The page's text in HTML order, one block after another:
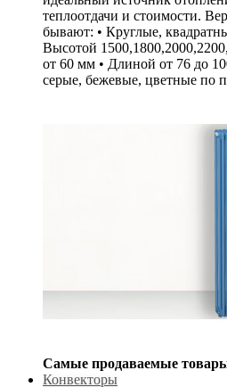
теплоотдачи и стоимости.
бывают: • Круглые,
Высотой
от 60 мм • Длиной от 76 до
серые, бежевые, цветные по
Самые продаваемые
Конвекторы